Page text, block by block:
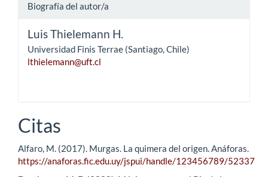
Biografía del autor/a
Luis Thielemann H.
Universidad Finis Terrae (Santiago, Chile)
lthielemann@uft.cl
Citas
Alfaro, M. (2017). Murgas. La quimera del origen. Anáforas.
https://anaforas.fic.edu.uy/jspui/handle/123456789/52337